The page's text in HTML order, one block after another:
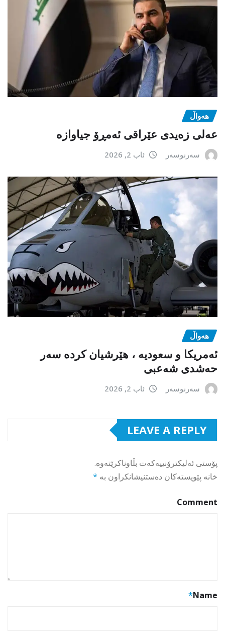
هەواڵ
عەلی زەیدی عێراقی ئەمڕۆ جیاوازە
سەرنوسەر ئاب 2, 2026
هەواڵ
ئەمریکا و سعودیە ، هێرشیان کردە سەر
حەشدی شەعبی
سەرنوسەر ئاب 2, 2026
LEAVE A REPLY
پۆستی ئەلیکترۆنییەکەت بڵاوناکرێتەوە.
خانە پێویستەکان دەستنیشانکراون بە *
Comment
Name
*